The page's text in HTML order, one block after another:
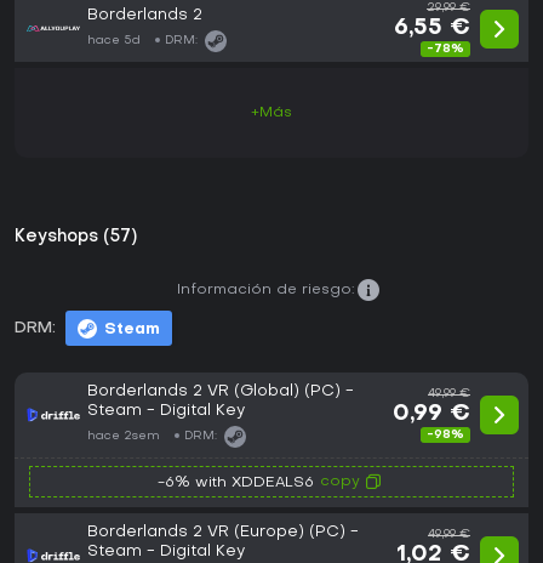
Borderlands 2
hace 5d DRM:
29,99 €
6,55 €
-78%
+Más
Keyshops (57)
DRM: Steam
Información de riesgo:
Borderlands 2 VR (Global) (PC) -
Steam - Digital Key
hace 2sem DRM:
49,99 €
0,99 €
-98%
-6% with XDDEALS6 copy
Borderlands 2 VR (Europe) (PC) -
Steam - Digital Key
49,99 €
1,02 €